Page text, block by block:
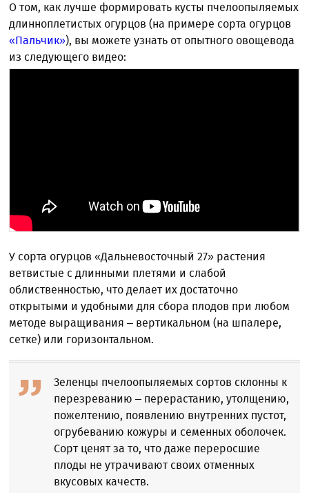
О том, как лучше формировать кусты пчелоопыляемых
длинноплетистых огурцов (на примере сорта огурцов
«Пальчик»), вы можете узнать от опытного овощевода
из следующего видео:
У сорта огурцов «Дальневосточный 27» растения
ветвистые с длинными плетями и слабой
облиственностью, что делает их достаточно
открытыми и удобными для сбора плодов при любом
методе выращивания – вертикальном (на шпалере,
сетке) или горизонтальном.
Зеленцы пчелоопыляемых сортов склонны к
перезреванию – перерастанию, утолщению,
пожелтению, появлению внутренних пустот,
огрубеванию кожуры и семенных оболочек.
Сорт ценят за то, что даже переросшие
плоды не утрачивают своих отменных
вкусовых качеств.